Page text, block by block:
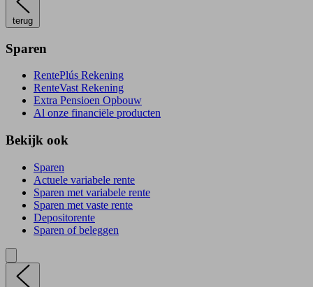
terug
Sparen
RentePlús Rekening
RenteVast Rekening
Extra Pensioen Opbouw
Al onze financiële producten
Bekijk ook
Sparen
Actuele variabele rente
Sparen met variabele rente
Sparen met vaste rente
Depositorente
Sparen of beleggen